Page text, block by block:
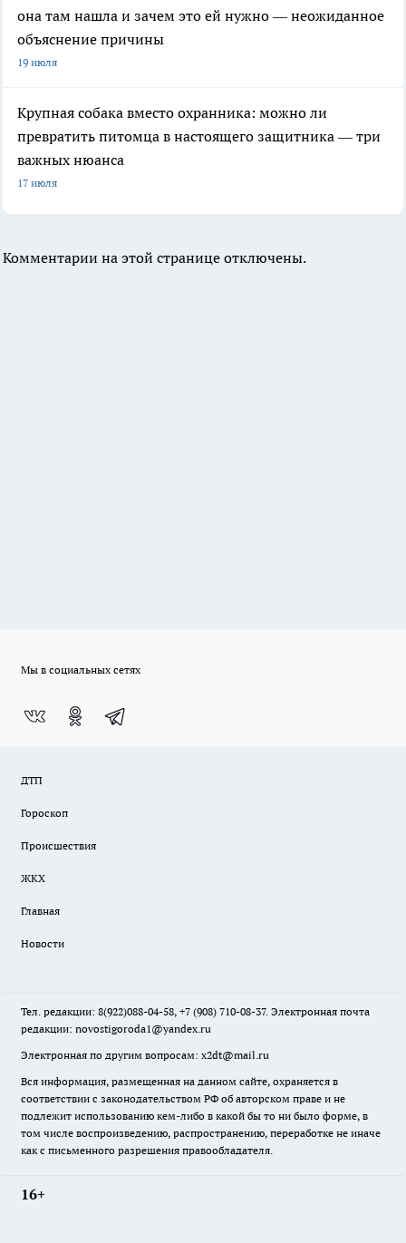
она там нашла и зачем это ей нужно — неожиданное
объяснение причины
19 июля
Крупная собака вместо охранника: можно ли
превратить питомца в настоящего защитника — три
важных нюанса
17 июля
Комментарии на этой странице отключены.
Мы в социальных сетях
ДТП
Гороскоп
Происшествия
ЖКХ
Главная
Новости
Тел. редакции: 8(922)088-04-58, +7 (908) 710-08-37. Электронная почта
редакции: novostigoroda1@yandex.ru
Электронная по другим вопросам: x2dt@mail.ru
Вся информация, размещенная на данном сайте, охраняется в
соответствии с законодательством РФ об авторском праве и не
подлежит использованию кем-либо в какой бы то ни было форме, в
том числе воспроизведению, распространению, переработке не иначе
как с письменного разрешения правообладателя.
16+